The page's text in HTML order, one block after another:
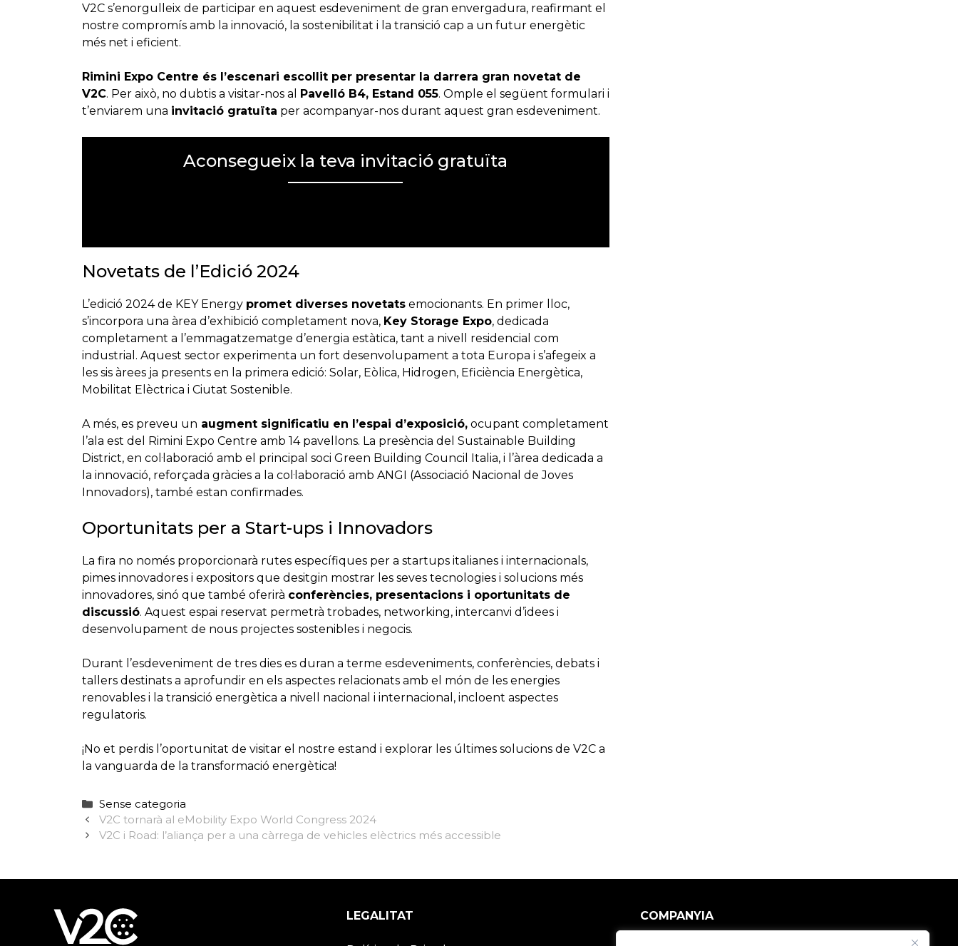
V2C s’enorgulleix de participar en aquest esdeveniment de gran envergadura, reafirmant el
nostre compromís amb la innovació, la sostenibilitat i la transició cap a un futur energètic
més net i eficient.
Rimini Expo Centre és l’escenari escollit per presentar la darrera gran novetat de
V2C. Per això, no dubtis a visitar-nos al Pavelló B4, Estand 055. Omple el següent formulari i
t’enviarem una invitació gratuïta per acompanyar-nos durant aquest gran esdeveniment.
Aconsegueix la teva invitació gratuïta
Novetats de l’Edició 2024
L’edició 2024 de KEY Energy promet diverses novetatsemocionants. En primer lloc,
s’incorpora una àrea d’exhibició completament nova, Key Storage Expo, dedicada
completament a l’emmagatzematge d’energia estàtica, tant a nivell residencial com
industrial. Aquest sector experimenta un fort desenvolupament a tota Europa i s’afegeix a
les sis àrees ja presents en la primera edició: Solar, Eòlica, Hidrogen, Eficiència Energètica,
Mobilitat Elèctrica i Ciutat Sostenible.
A més, es preveu un augment significatiu en l’espai d’exposició,ocupant completament
l’ala est del Rimini Expo Centre amb 14 pavellons. La presència del Sustainable Building
District, en col·laboració amb el principal soci Green Building Council Italia, i l’àrea dedicada a
la innovació, reforçada gràcies a la col·laboració amb ANGI (Associació Nacional de Joves
Innovadors), també estan confirmades.
Oportunitats per a Start-ups i Innovadors
La fira no només proporcionarà rutes específiques per a startups italianes i internacionals,
pimes innovadores i expositors que desitgin mostrar les seves tecnologies i solucions més
innovadores, sinó que també oferirà conferències, presentacions i oportunitats de
discussió. Aquest espai reservat permetrà trobades, networking, intercanvi d’idees i
desenvolupament de nous projectes sostenibles i negocis.
Durant l’esdeveniment de tres dies es duran a terme esdeveniments, conferències, debats i
tallers destinats a aprofundir en els aspectes relacionats amb el món de les energies
renovables i la transició energètica a nivell nacional i internacional, incloent aspectes
regulatoris.
¡No et perdis l’oportunitat de visitar el nostre estand i explorar les últimes solucions de V2C a
la vanguarda de la transformació energètica!
Categories
Sense categoria
V2C tornarà al eMobility Expo World Congress 2024
V2C i Road: l’aliança per a una càrrega de vehicles elèctrics més accessible
LEGALITAT COMPANYIA